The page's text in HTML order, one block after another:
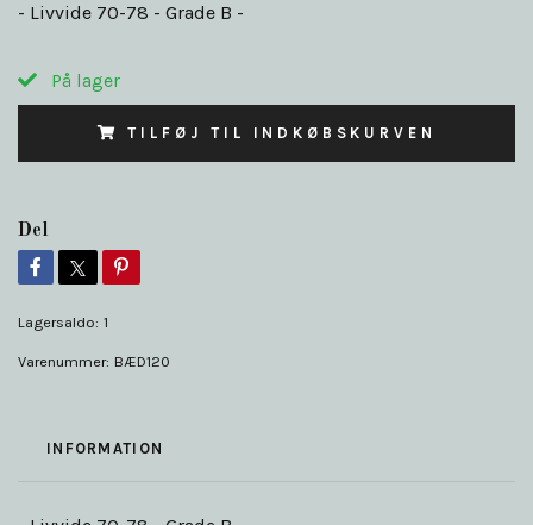
- Livvide 70-78 - Grade B -
På lager
TILFØJ TIL INDKØBSKURVEN
Del
Lagersaldo: 1
Varenummer: BÆD120
INFORMATION